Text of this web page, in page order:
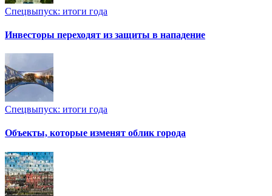
Спецвыпуск: итоги года
Инвесторы переходят из защиты в нападение
Спецвыпуск: итоги года
Объекты, которые изменят облик города